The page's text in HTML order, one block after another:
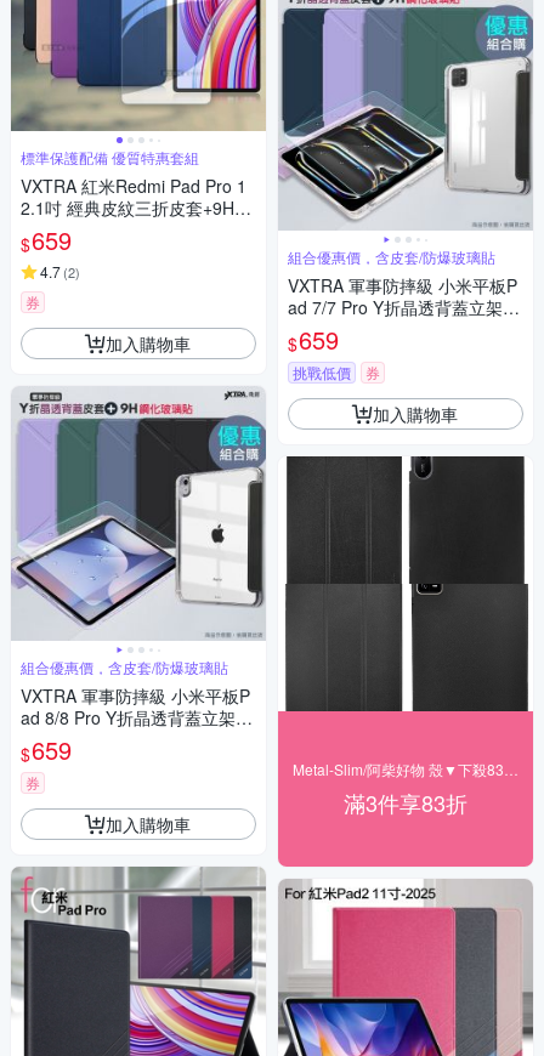
標準保護配備 優質特惠套組
VXTRA 紅米Redmi Pad Pro 1
2.1吋 經典皮紋三折皮套+9H鋼
化玻璃貼(合購價)
$659
4.7(2)
券
加入購物車
組合優惠價，含皮套/防爆玻璃貼
VXTRA 軍事防摔級 小米平板P
ad 8/8 Pro Y折晶透背蓋立架皮
套+9H玻璃貼(合購價)
$659
券
加入購物車
組合優惠價，含皮套/防爆玻璃貼
VXTRA 軍事防摔級 小米平板P
ad 7/7 Pro Y折晶透背蓋立架皮
套+9H玻璃貼(合購價)
$659
挑戰低價 券
加入購物車
滿3件享83折